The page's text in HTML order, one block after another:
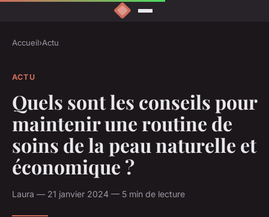
Accueil›Actu
ACTU
Quels sont les conseils pour
maintenir une routine de
soins de la peau naturelle et
économique ?
Laura — 21 janvier 2024 — 5 min de lecture